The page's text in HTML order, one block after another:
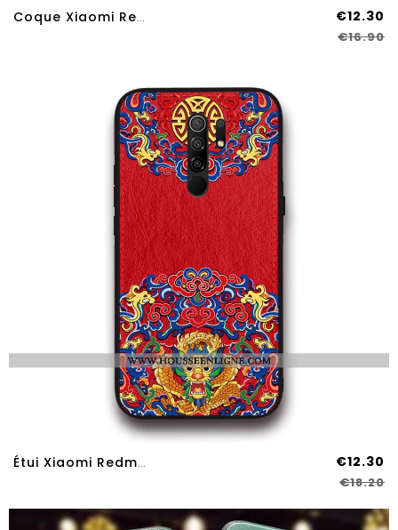
Coque Xiaomi Redmi 9 Ultra Tendance Téléphone Portable Légère Tout Compris Créatif Verte €12.30
€16.90
Étui Xiaomi Redmi 9 Original Tendance Petit Tout Compris Cuir Style Chinois Créatif Rouge €12.30
€18.20